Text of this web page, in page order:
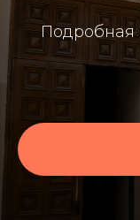
Подробная